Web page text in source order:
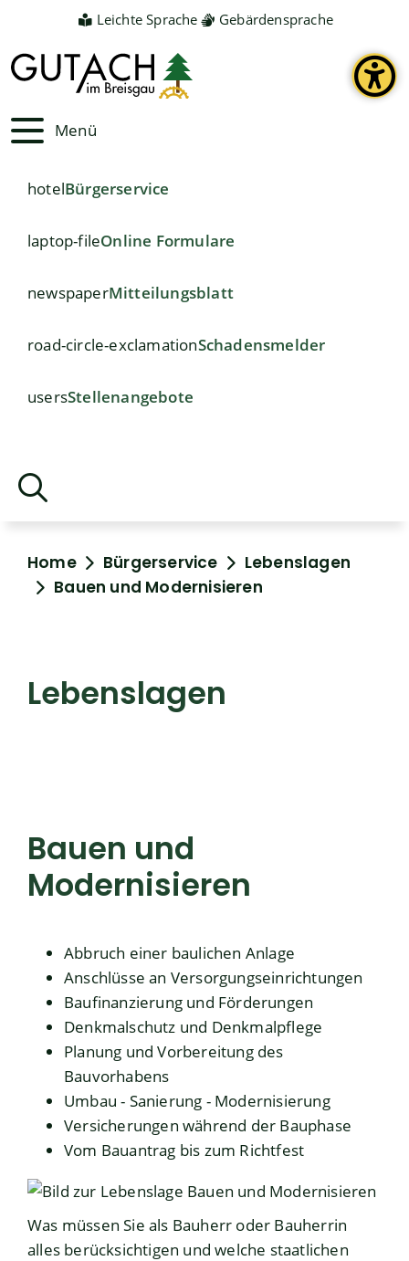
Leichte Sprache Gebärdensprache
Menü
hotelBürgerservice
laptop-fileOnline Formulare
newspaperMitteilungsblatt
road-circle-exclamationSchadensmelder
usersStellenangebote
Home Bürgerservice
Lebenslagen
Bauen und Modernisieren
Lebenslagen
Bauen und
Modernisieren
Abbruch einer baulichen Anlage
Anschlüsse an Versorgungseinrichtungen
Baufinanzierung und Förderungen
Denkmalschutz und Denkmalpflege
Planung und Vorbereitung des
Bauvorhabens
Umbau - Sanierung - Modernisierung
Versicherungen während der Bauphase
Vom Bauantrag bis zum Richtfest
Was müssen Sie als Bauherr oder Bauherrin
alles berücksichtigen und welche staatlichen